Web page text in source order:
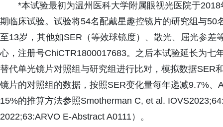
*本试验最初为温州医科大学附属眼视光医院于
期临床试验。试验将54名配戴星趣控镜片的研究组与
至13岁，其他如SER（等效球镜度）、散光、屈光参
心，注册号ChiCTR1800017683。之后本试验延长为七
替代单光镜片对照组与研究组进行比对，模拟数据SER
镜片的对照组的数据，按照SER变化量每年递减9.7%
15%的推算方法参照Smotherman C, et al.
2022;63:ARVO E-Abstract A0111）。